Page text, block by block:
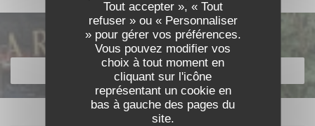
Tout accepter », « Tout
refuser » ou « Personnaliser
» pour gérer vos préférences.
Vous pouvez modifier vos
choix à tout moment en
cliquant sur l'icône
représentant un cookie en
bas à gauche des pages du
site.
Découvrir notre carte
DÉCOUVRIR NOTRE CARTE